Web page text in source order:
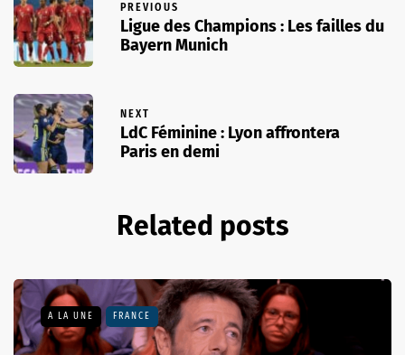
PREVIOUS
Ligue des Champions : Les failles du
Bayern Munich
NEXT
LdC Féminine : Lyon affrontera
Paris en demi
Related posts
A LA UNE FRANCE